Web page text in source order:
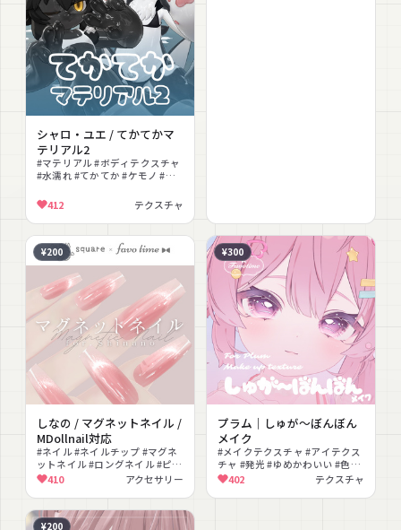
シャロ・ユエ / てかてかマ
テリアル2
#マテリアル #ボディテクスチャ
#水濡れ #てかてか #ケモノ #プ
412 テクスチャ
¥200
しなの / マグネットネイル /
MDollnail対応
#ネイル #ネイルチップ #マグネ
ットネイル #ロングネイル #ピン
ク #上品 #おしゃれ #MDollnail #
410 アクセサリー
¥300
プラム｜しゅが～ぼんぼん
メイク
#メイクテクスチャ #アイテクス
チャ #発光 #ゆめかわいい #色変
更可能 #改変 #PNG
402 テクスチャ
¥200